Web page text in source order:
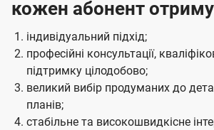
кожен абонент
індивідуальний підхід;
професійні консультації,
підтримку цілодобово;
великий вибір продуманих до
планів;
стабільне та високошвидкісне